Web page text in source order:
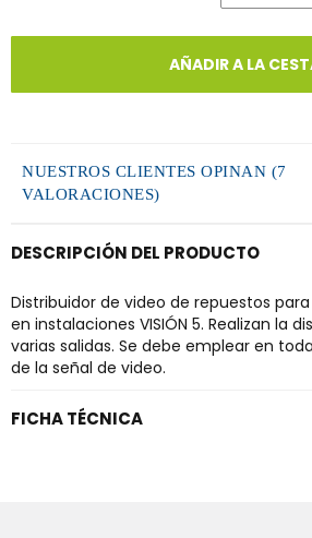
AÑADIR A LA
NUESTROS CLIENTES OPINAN (7
VALORACIONES)
DESCRIPCIÓN DEL PRODUCTO
Distribuidor de video de repuestos
en instalaciones VISIÓN 5. Realizan la
varias salidas. Se debe emplear en
de la señal de video.
FICHA TÉCNICA